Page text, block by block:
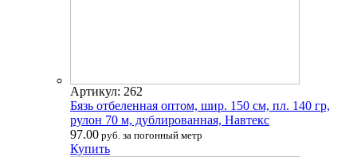
Артикул: 262
Бязь отбеленная оптом, шир. 150 см, пл. 140 гр,
рулон 70 м, дублированная, Навтекс
97.00 руб. за погонный метр
Купить